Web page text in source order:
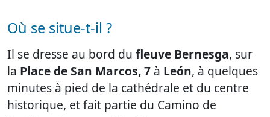
Où se situe-t-il ?
Il se dresse au bord du fleuve Bernesga, sur
la Place de San Marcos, 7 à León, à quelques
minutes à pied de la cathédrale et du centre
historique, et fait partie du Camino de